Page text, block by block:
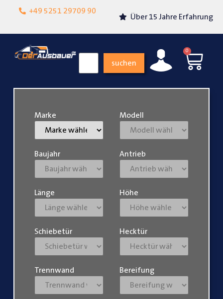
+49 5251 29709 90
Lokalgeschäft in
Über 15 Jahre Erfahrung
suchen
0
Marke Modell
Baujahr Antrieb
Länge Höhe
Schiebetür Hecktür
Trennwand Bereifung